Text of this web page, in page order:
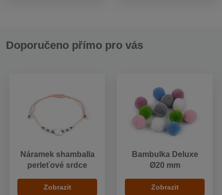
Doporučeno přímo pro vás
Náramek shamballa
perleťové srdce
Zobrazit
Bambulka Deluxe
Ø20 mm
Zobrazit